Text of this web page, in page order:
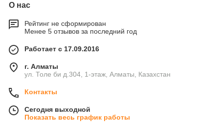
О нас
Рейтинг не сформирован
Менее 5 отзывов за последний год
Работает с 17.09.2016
г. Алматы
ул. Толе би д.304, 1-этаж, Алматы, Казахстан
Контакты
Сегодня выходной
Показать весь график работы